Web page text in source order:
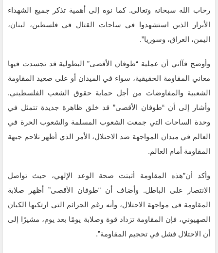
رحاب الله سبحانه وتعالى. كما نوه إلى أهمية تذكر جميع الشهداء
الأبرار الذين استشهدوا في ساحات القتال في فلسطين، لبنان،
اليمن، العراق، وسوريا”.
وأوضح قآاني أن عملية “طوفان الأقصى” البطولية قد تجسدت فيها
معاني المقاومة الحقيقية، سواء في الميدان أو على صعيد المقاومة
الشعبية والمفاوضات من أجل حماية حقوق الشعب الفلسطيني.
وأشار إلى أن “طوفان الأقصى” قد خلق ظاهرة جديدة تتمثل في
وحدة الساحات التي جمعت الشعوب المسلمة والشعوب الحرة في
العالم في ميدان المواجهة ضد الاحتلال، الأمر الذي أظهر تلاحم جبهة
المقاومة أمام العالم.
وأكد أن”هذه المقاومة أثبتت صحة الوعد الإلهي، حيث تواصل
الانتصار على الباطل. وأضاف أن “طوفان الأقصى” أظهر صلابة
المقاومة في مواجهة الاحتلال، وأنه رغم الجرائم التي ارتكبها الكيان
الصهيوني، فإن المقاومة تزداد قوة وصلابة يومًا بعد يوم، مشيرًا إلى
أن الاحتلال فشل في تحجيم المقاومة”.